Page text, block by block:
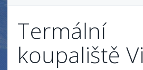
Termální
koupaliště